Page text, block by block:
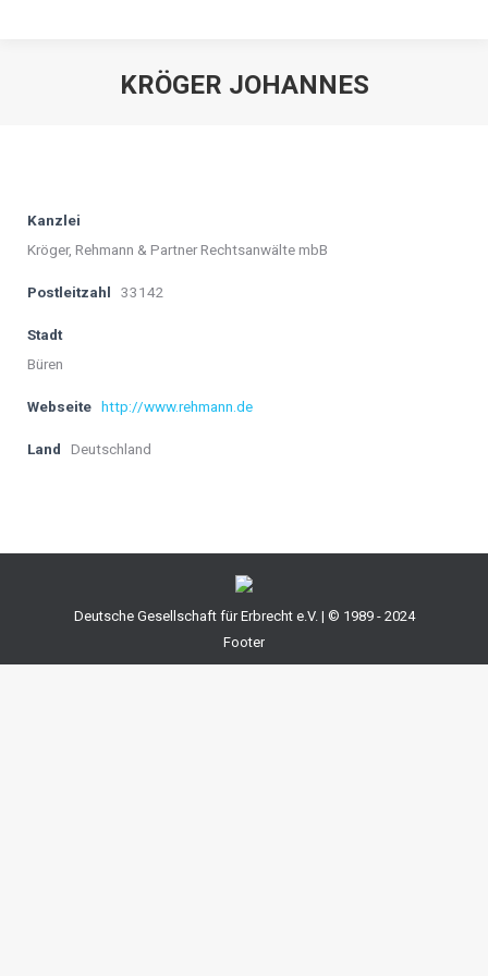
KRÖGER JOHANNES
Kanzlei
Kröger, Rehmann & Partner Rechtsanwälte mbB
Postleitzahl 33142
Stadt
Büren
Webseite http://www.rehmann.de
Land Deutschland
Deutsche Gesellschaft für Erbrecht e.V. | © 1989 - 2024
Footer